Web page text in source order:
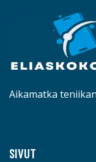
Aikamatka
SIVUT